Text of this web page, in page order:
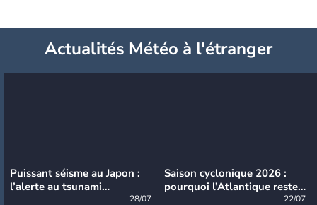
Actualités Météo à l'étranger
Puissant séisme au Japon :
l’alerte au tsunami
28/07
Saison cyclonique 2026 :
pourquoi l’Atlantique reste
22/07